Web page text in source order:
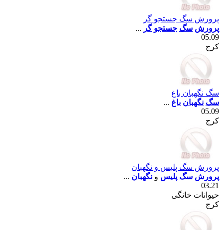
پرورش سگ جستجو گر
پرورش سگ جستجو گر ...
05.09
کرج
سگ نگهبان باغ
سگ نگهبان باغ ...
05.09
کرج
پرورش سگ پليس و نگهبان
پرورش سگ پليس و نگهبان ...
03.21
حیوانات خانگی
کرج